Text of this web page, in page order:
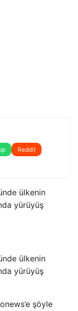
Reddit
ülkenin
yürüyüş
ülkenin
yürüyüş
şöyle